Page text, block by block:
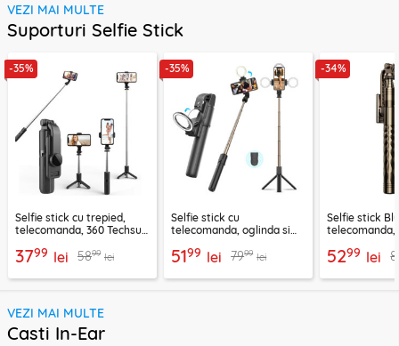
VEZI MAI MULTE
Suporturi Selfie Stick
-35%
Selfie stick cu trepied,
telecomanda, 360 Techsuit
3799 lei 5899 lei
-35%
Selfie stick cu
telecomanda, oglinda si
5199 lei 7999 lei
-34%
Selfie stick
telecomanda,
5299 lei
VEZI MAI MULTE
Casti In-Ear